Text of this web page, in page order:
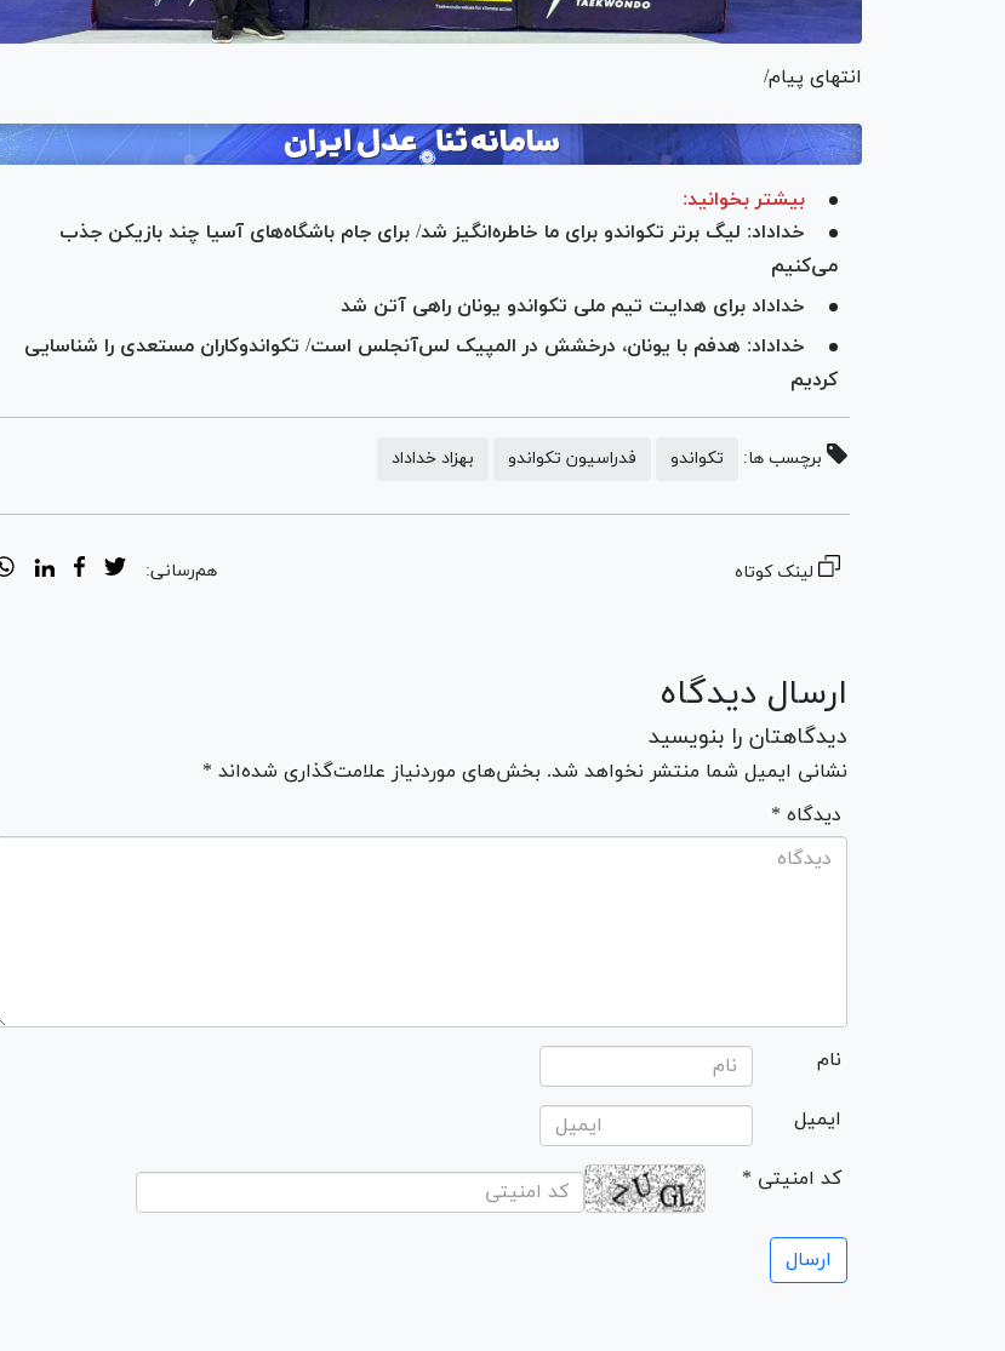
انتهای پیام/
بیشتر بخوانید:
خداداد: لیگ برتر تکواندو برای ما خاطره‌انگیز شد/ برای جام باشگاه‌های آسیا چند بازیکن جذب
می‌کنیم
خداداد برای هدایت تیم ملی تکواندو یونان راهی آتن شد
خداداد: هدفم با یونان، درخشش در المپیک لس‌آنجلس است/ تکواندوکاران مستعدی را شناسایی
کردیم
برچسب ها: تکواندو فدراسیون تکواندو بهزاد خداداد
لینک کوتاه هم‌رسانی:
ارسال دیدگاه
دیدگاهتان را بنویسید
نشانی ایمیل شما منتشر نخواهد شد. بخش‌های موردنیاز علامت‌گذاری شده‌اند *
* دیدگاه
نام
ایمیل
* کد امنیتی